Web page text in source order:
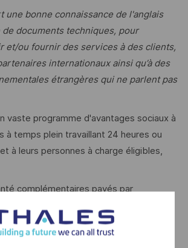
une bonne connaissance de l'anglais
documents techniques, pour
et/ou fournir des services à des clients,
internationaux ainsi qu’à des
étrangères qui ne parlent pas
vaste programme d'avantages sociaux à
à temps plein travaillant 24 heures ou
à leurs personnes à charge éligibles,
complémentaires payés par
dentaires, un compte de dépenses
d’assurance-vie, de Décès et
une assurance invalidité de courte